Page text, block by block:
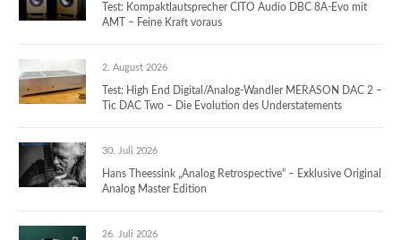
Test: Kompaktlautsprecher CITO Audio DBC 8A-Evo mit
AMT – Feine Kraft voraus
2. August 2026
Test: High End Digital/Analog-Wandler MERASON DAC 2 –
Tic DAC Two – Die Evolution des Understatements
30. Juli 2026
Hans Theessink „Analog Retrospective“ – Exklusive Original
Analog Master Edition
26. Juli 2026